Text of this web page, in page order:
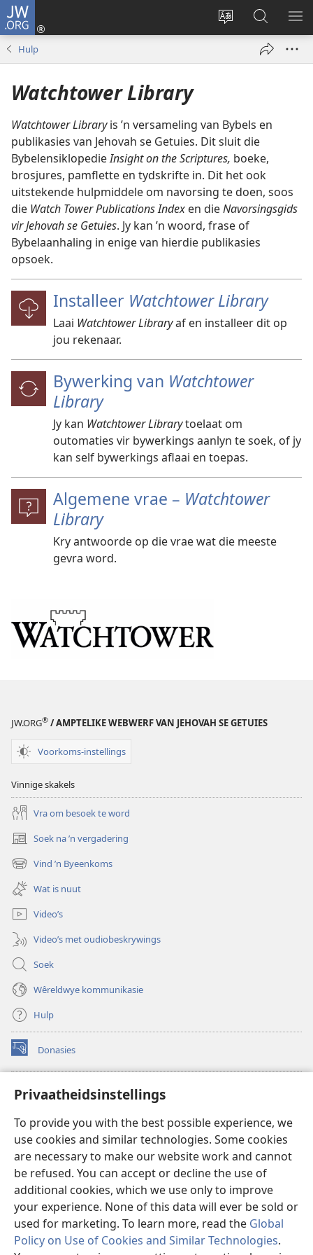
Privaatheidsinstellings
To provide you with the best possible experience, we
use cookies and similar technologies. Some cookies
are necessary to make our website work and cannot
be refused. You can accept or decline the use of
additional cookies, which we use only to improve
your experience. None of this data will ever be sold or
used for marketing. To learn more, read the Global
Policy on Use of Cookies and Similar Technologies.
JW.ORG
Verander
Meld
aan
Soek
op
JW.ORG
Hulp
Watchtower Library
Watchtower Libraryis ’n versameling van Bybels en
publikasies van Jehovah se Getuies. Dit sluit die
BybelensiklopedieInsight on the Scriptures, boeke,
brosjures, pamflette en tydskrifte in. Dit het ook
uitstekende hulpmiddele om navorsing te doen, soos
die Watch Tower Publications Index en dieNavorsingsgids
vir Jehovah se Getuies. Jy kan ’n woord, frase of
Bybelaanhaling in enige van hierdie publikasies
opsoek.
Installeer Watchtower Library
Laai Watchtower Libraryaf en installeer dit op
jou rekenaar.
Bywerking van Watchtower
Library
Jy kan Watchtower Librarytoelaat om
outomaties vir bywerkings aanlyn te soek, of jy
kan self bywerkings aflaai en toepas.
Algemene vrae – Watchtower
Library
Kry antwoorde op die vrae wat die meeste
gevra word.
JW.ORG® / AMPTELIKE WEBWERF VAN JEHOVAH SE GETUIES
Voorkoms-instellings
Vinnige skakels
Vra om besoek te word
Soek na ’n vergadering
(maak
nuwe
venster
oop)
Vind ’n Byeenkoms
(maak
nuwe
venster
oop)
Wat is nuut
Video’s
Video’s met oudiobeskrywings
Soek
Wêreldwye kommunikasie
Hulp
Donasies
(maak
nuwe
oop)
Wagtoring – AANLYN BIBLIOTEEK
(maak
venster
oop)
JW Hub
(maak
nuwe
venster
oop)
JW Library
Watchtower Library